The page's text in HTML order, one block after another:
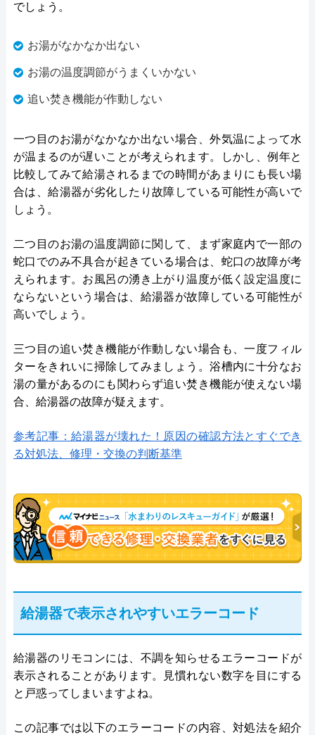
でしょう。
お湯がなかなか出ない
お湯の温度調節がうまくいかない
追い焚き機能が作動しない
一つ目のお湯がなかなか出ない場合、外気温によって水
が温まるのが遅いことが考えられます。しかし、例年と
比較してみて給湯されるまでの時間があまりにも長い場
合は、給湯器が劣化したり故障している可能性が高いで
しょう。
二つ目のお湯の温度調節に関して、まず家庭内で一部の
蛇口でのみ不具合が起きている場合は、蛇口の故障が考
えられます。お風呂の湧き上がり温度が低く設定温度に
ならないという場合は、給湯器が故障している可能性が
高いでしょう。
三つ目の追い焚き機能が作動しない場合も、一度フィル
ターをきれいに掃除してみましょう。浴槽内に十分なお
湯の量があるのにも関わらず追い焚き機能が使えない場
合、給湯器の故障が疑えます。
参考記事：給湯器が壊れた！原因の確認方法とすぐでき
る対処法、修理・交換の判断基準
給湯器で表示されやすいエラーコード
給湯器のリモコンには、不調を知らせるエラーコードが
表示されることがあります。見慣れない数字を目にする
と戸惑ってしまいますよね。
この記事では以下のエラーコードの内容、対処法を紹介